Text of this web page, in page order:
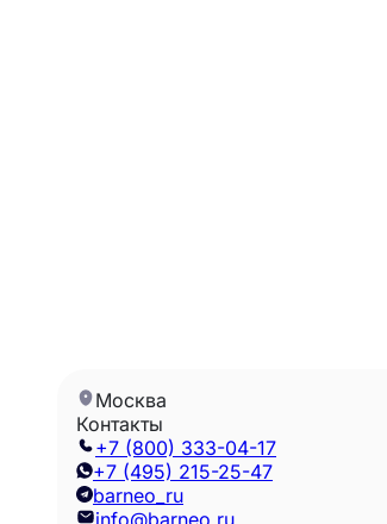
Москва
Контакты
+7 (800) 333-04-17
+7 (495) 215-25-47
barneo_ru
info@barneo.ru